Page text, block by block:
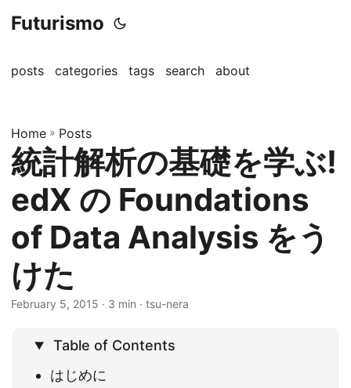
Futurismo
posts categories tags search about
Home » Posts
統計解析の基礎を学ぶ!
edX の Foundations
of Data Analysis をう
けた
February 5, 2015 · 3 min · tsu-nera
Table of Contents
はじめに